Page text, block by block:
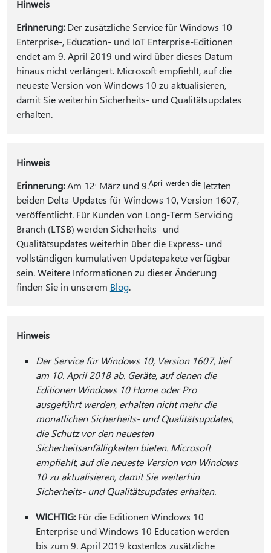
Hinweis
Erinnerung:Der zusätzliche Service für Windows 10
Enterprise-, Education- und IoT Enterprise-Editionen
endet am 9. April 2019 und wird über dieses Datum
hinaus nicht verlängert. Microsoft empfiehlt, auf die
neueste Version von Windows 10 zu aktualisieren,
damit Sie weiterhin Sicherheits- und Qualitätsupdates
erhalten.
Hinweis
Erinnerung:Am 12. März und 9.April werden dieletzten
beiden Delta-Updates für Windows 10, Version 1607,
veröffentlicht. Für Kunden von Long-Term Servicing
Branch (LTSB) werden Sicherheits- und
Qualitätsupdates weiterhin über die Express- und
vollständigen kumulativen Updatepakete verfügbar
sein. Weitere Informationen zu dieser Änderung
finden Sie in unserem Blog.
Hinweis
Der Service für Windows 10, Version 1607, lief
am 10. April 2018 ab. Geräte, auf denen die
Editionen Windows 10 Home oder Pro
ausgeführt werden, erhalten nicht mehr die
monatlichen Sicherheits- und Qualitätsupdates,
die Schutz vor den neuesten
Sicherheitsanfälligkeiten bieten. Microsoft
empfiehlt, auf die neueste Version von Windows
10 zu aktualisieren, damit Sie weiterhin
Sicherheits- und Qualitätsupdates erhalten.
WICHTIG:Für die Editionen Windows 10
Enterprise und Windows 10 Education werden
bis zum 9. April 2019 kostenlos zusätzliche